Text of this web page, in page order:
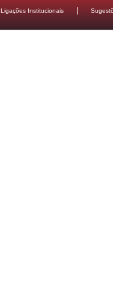
Ligações Institucionais